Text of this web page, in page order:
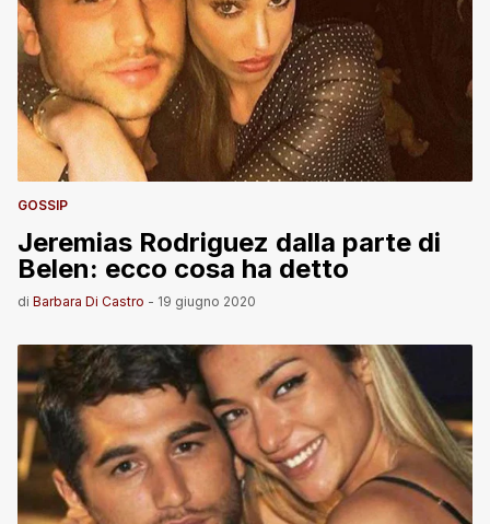
GOSSIP
Jeremias Rodriguez dalla parte di
Belen: ecco cosa ha detto
di Barbara Di Castro - 19 giugno 2020